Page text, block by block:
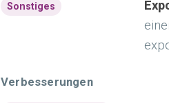
Sonstiges
Verbesserungen